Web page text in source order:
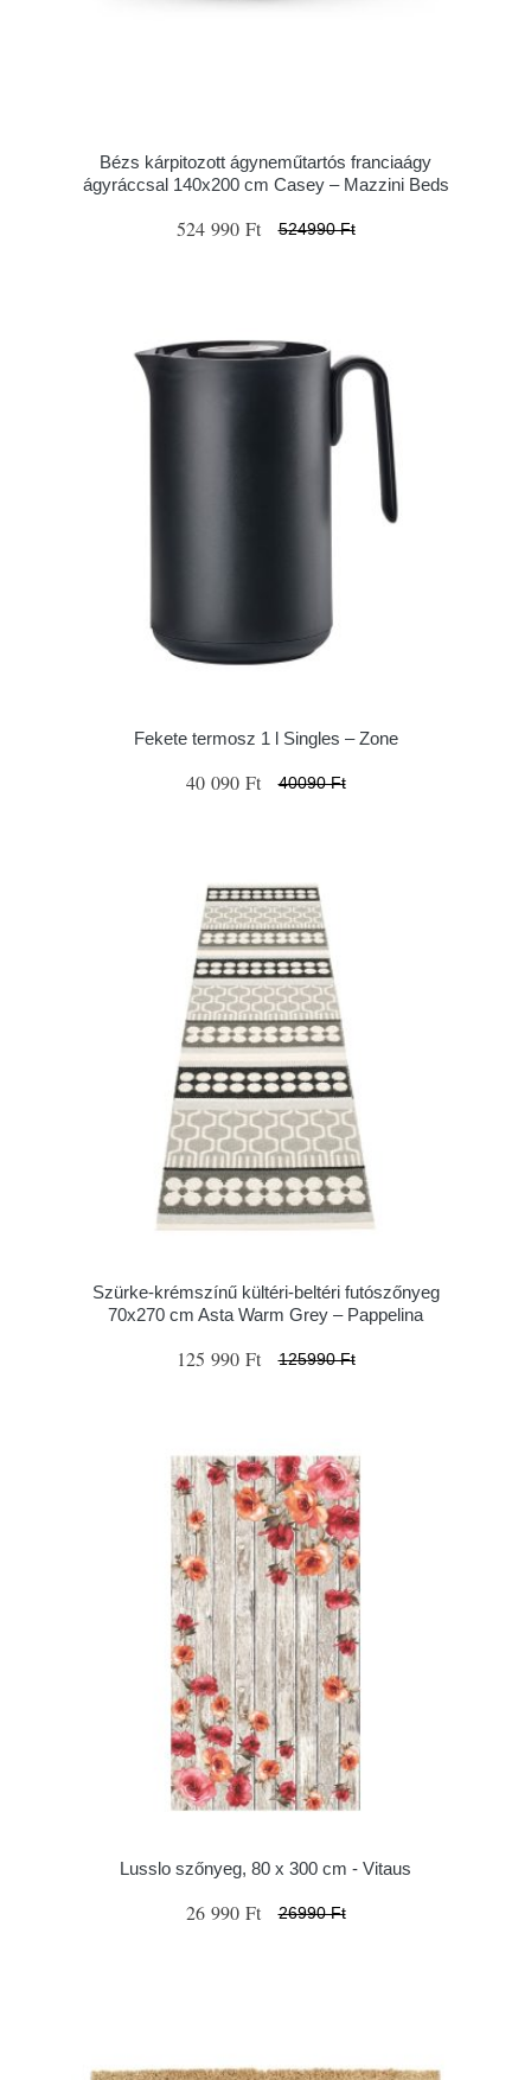
Bézs kárpitozott ágyneműtartós franciaágy
ágyráccsal 140x200 cm Casey – Mazzini Beds
524 990 Ft 524990 Ft
Fekete termosz 1 l Singles – Zone
40 090 Ft 40090 Ft
Szürke-krémszínű kültéri-beltéri futószőnyeg
70x270 cm Asta Warm Grey – Pappelina
125 990 Ft 125990 Ft
Lusslo szőnyeg, 80 x 300 cm - Vitaus
26 990 Ft 26990 Ft